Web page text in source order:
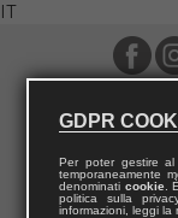
IT
GDPR
Per poter gestire
temporaneamente
denominati cookie.
politica sulla
informazioni, leggi la